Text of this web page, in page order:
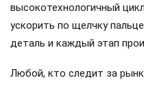
высокотехнологичный
ускорить по щелчку
деталь и каждый этап
Любой, кто следит за